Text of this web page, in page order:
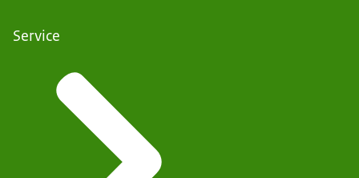
Service